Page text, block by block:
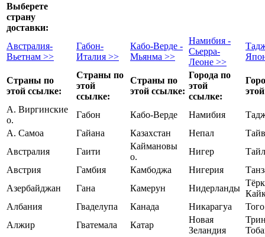
Выберете
страну
доставки:
Австралия-
Вьетнам >>
Габон-
Италия >>
Кабо-Верде -
Мьянма >>
Намибия -
Сьерра-
Леоне >>
Страны по
этой ссылке:
Страны по
этой
ссылке:
Страны по
этой ссылке:
Города по
этой
ссылке:
А. Виргинские
о.
Габон Кабо-Верде Намибия
А. Самоа
Гайана Казахстан Непал
Австралия
Гаити
Каймановы
о.
Нигер
Австрия
Гамбия Камбоджа Нигерия
Азербайджан
Гана Камерун Нидерланды
Албания
Гваделупа Канада Никарагуа
Того
Алжир
Гватемала Катар
Новая
Зеландия